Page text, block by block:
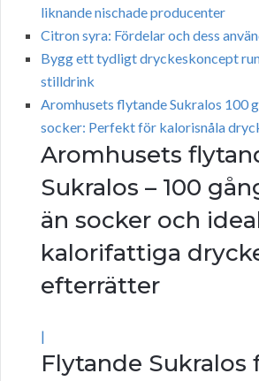
liknande nischade producenter
Citron syra: Fördelar och dess
Bygg ett tydligt dryckeskoncept
stilldrink
Aromhusets flytande Sukralos 100
socker: Perfekt för kalorisnåla
Aromhusets
Sukralos – 100
än socker och
kalorifattiga
efterrätter
|
Flytande Sukralos